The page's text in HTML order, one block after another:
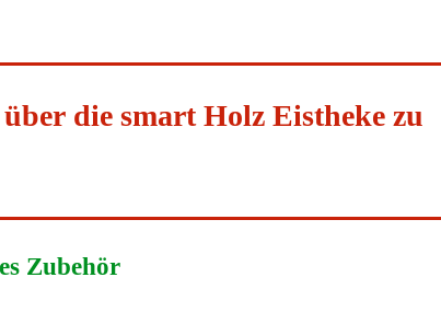
die smart Holz Eistheke zu
Zubehör